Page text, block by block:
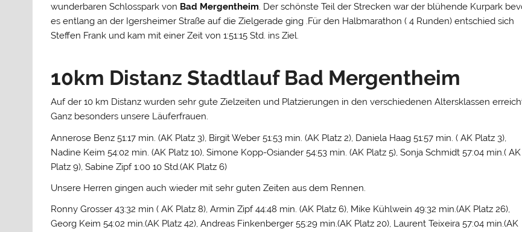
wunderbaren Schlosspark von Bad Mergentheim. Der schönste Teil der Strecken war der blühende Kurpark
es entlang an der Igersheimer Straße auf die Zielgerade ging .Für den Halbmarathon ( 4 Runden) entschied sich
Steffen Frank und kam mit einer Zeit von 1:51:15 Std. ins Ziel.
10km Distanz Stadtlauf Bad Mergentheim
Auf der 10 km Distanz wurden sehr gute Zielzeiten und Platzierungen in den verschiedenen Altersklassen
Ganz besonders unsere Läuferfrauen.
Annerose Benz 51:17 min. (AK Platz 3), Birgit Weber 51:53 min. (AK Platz 2), Daniela Haag 51:57 min. ( AK Platz 3),
Nadine Keim 54:02 min. (AK Platz 10), Simone Kopp-Osiander 54:53 min. (AK Platz 5), Sonja Schmidt 57:04 min.( AK
Platz 9), Sabine Zipf 1:00 10 Std.(AK Platz 6)
Unsere Herren gingen auch wieder mit sehr guten Zeiten aus dem Rennen.
Ronny Grosser 43:32 min ( AK Platz 8), Armin Zipf 44:48 min. (AK Platz 6), Mike Kühlwein 49:32 min.(AK Platz 26),
Georg Keim 54:02 min.(AK Platz 42), Andreas Finkenberger 55:29 min.(AK Platz 20), Laurent Teixeira 57:04 min.(AK